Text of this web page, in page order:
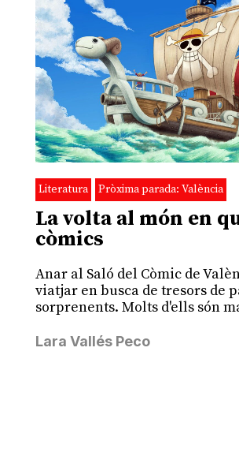
Literatura Pròxima parada: València
La volta al món en
còmics
Anar al Saló del Còmic de
viatjar en busca de tresors de
sorprenents. Molts d'ells són
Lara Vallés Peco